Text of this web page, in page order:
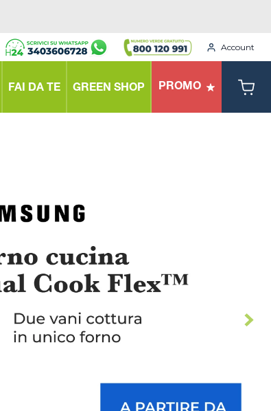
Account
FAI DA TE GREEN SHOP PROMO